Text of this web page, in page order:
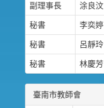
副理事長
涂良汶
秘書
李奕婷
秘書
呂靜玲
秘書
林慶芳
臺南市教師會